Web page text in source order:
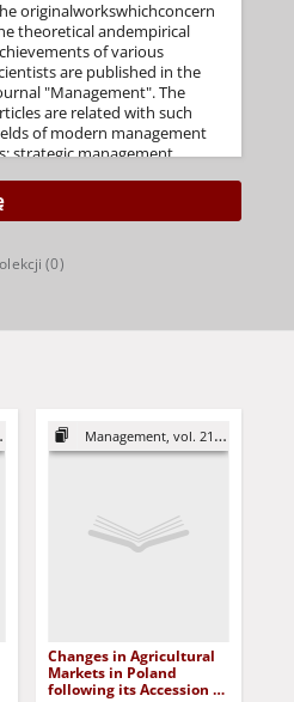
originalworkswhichconcern
theoretical andempirical
of various
are published in the
"Management". The
are related with such
of modern management
strategic management,
management,change
innovativeness
andenvironment
works
in the
(0)
Management, vol. 21 (2017)
Changes in Agricultural
Markets in Poland
following its Accession to